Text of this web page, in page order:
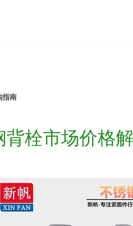
指南
背栓市场价格